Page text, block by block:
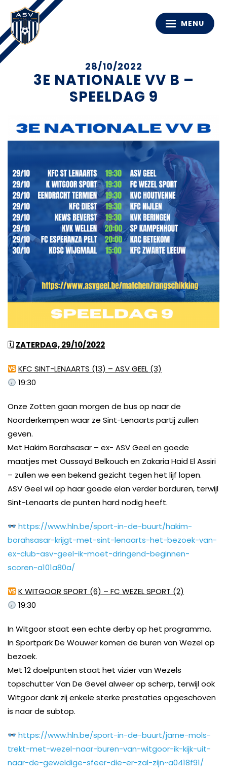
MENU
28/10/2022
3E NATIONALE VV B –
SPEELDAG 9
🗓 ZATERDAG, 29/10/2022
KFC SINT-LENAARTS (13) – ASV GEEL (3)
19:30
Onze Zotten gaan morgen de bus op naar de
Noorderkempen waar ze Sint-Lenaarts partij zullen
geven.
Met Hakim Borahsasar – ex- ASV Geel en goede
maatjes met Oussayd Belkouch en Zakaria Haid El Assiri
– zullen we een bekend gezicht tegen het lijf lopen.
ASV Geel wil op haar goede elan verder borduren, terwijl
Sint-Lenaarts de punten hard nodig heeft.
https://www.hln.be/sport-in-de-buurt/hakim-
borahsasar-krijgt-met-sint-lenaarts-het-bezoek-van-
ex-club-asv-geel-ik-moet-dringend-beginnen-
scoren~a101a80a/
K WITGOOR SPORT (6) – FC WEZEL SPORT (2)
19:30
In Witgoor staat een echte derby op het programma.
In Sportpark De Wouwer komen de buren van Wezel op
bezoek.
Met 12 doelpunten staat het vizier van Wezels
topschutter Van De Gevel alweer op scherp, terwijl ook
Witgoor dank zij enkele sterke prestaties opgeschoven
is naar de subtop.
https://www.hln.be/sport-in-de-buurt/jarne-mols-
trekt-met-wezel-naar-buren-van-witgoor-ik-kijk-uit-
naar-de-geweldige-sfeer-die-er-zal-zijn~a0418f91/